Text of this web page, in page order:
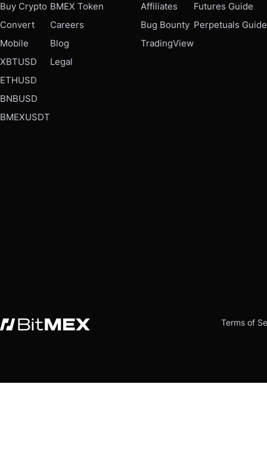
Buy Crypto
Convert
Mobile
XBTUSD
ETHUSD
BNBUSD
BMEXUSDT
BMEX Token
Careers
Blog
Legal
Affiliates
Bug Bounty
TradingView
Futures Guide
Perpetuals Guide
Terms of